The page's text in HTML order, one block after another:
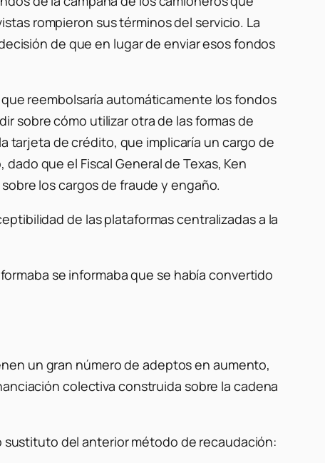
rompieron sus términos del servicio. La
de que en lugar de enviar esos fondos
reembolsaría automáticamente los fondos
sobre cómo utilizar otra de las formas de
tarjeta de crédito, que implicaría un cargo de
que el Fiscal General de Texas, Ken
los cargos de fraude y engaño.
de las plataformas centralizadas a la
se informaba que se había convertido
un gran número de adeptos en aumento,
colectiva construida sobre la cadena
sustituto del anterior método de recaudación: